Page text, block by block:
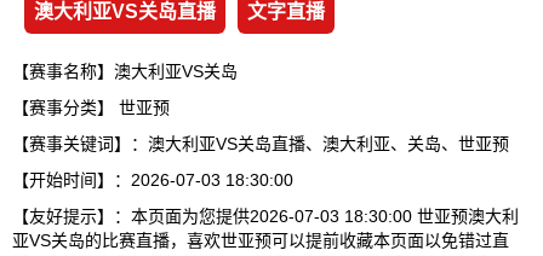
澳大利亚VS关岛直播 文字直播
【赛事名称】澳大利亚VS关岛
【赛事分类】 世亚预
【赛事关键词】：澳大利亚VS关岛直播、澳大利亚、关岛、世亚预
【开始时间】：2026-07-03 18:30:00
【友好提示】：本页面为您提供2026-07-03 18:30:00 世亚预澳大利
亚VS关岛的比赛直播，喜欢世亚预可以提前收藏本页面以免错过直